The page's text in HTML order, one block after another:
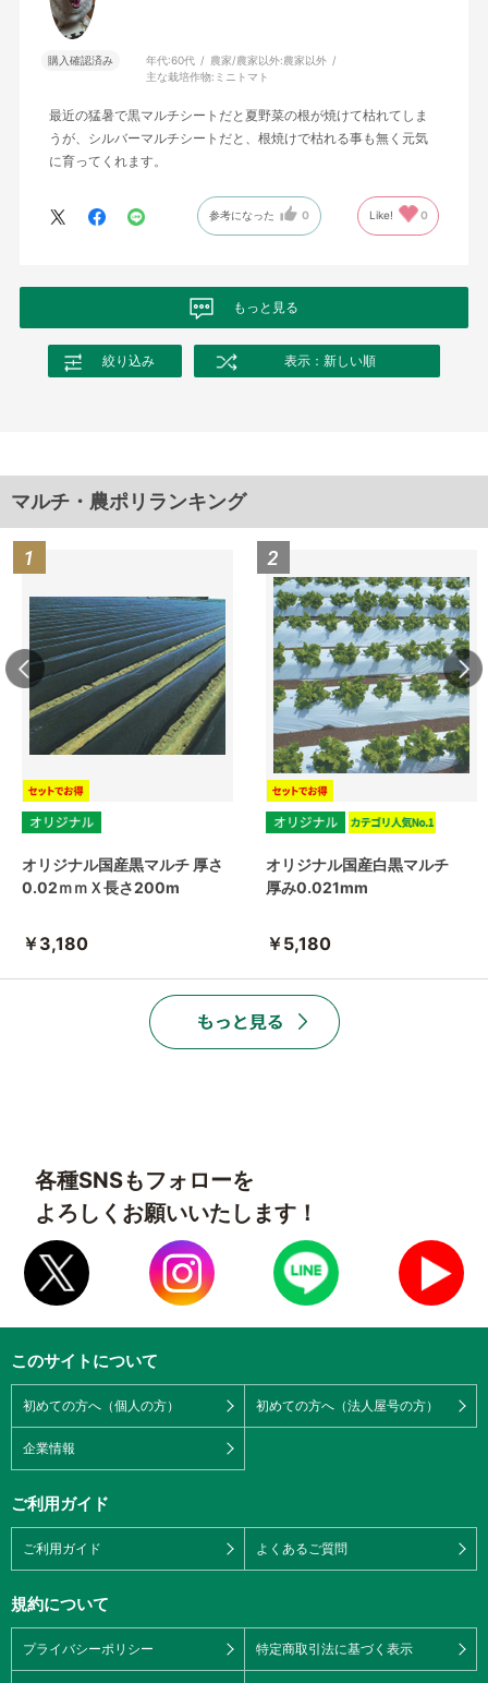
購入確認済み 年代:60代 農家/農家以外:農家以外
主な栽培作物: ミニトマト
最近の猛暑で黒マルチシートだと夏野菜の根が焼けて枯れてしま
うが、シルバーマルチシートだと、根焼けで枯れる事も無く元気
に育ってくれます。
参考になった 0 Like! 0
もっと見る
絞り込み 表示：新しい順
マルチ・農ポリランキング
オリジナル国産黒マルチ 厚さ
0.02ｍｍＸ長さ200m
￥3,180
オリジナル国産白黒マルチ
厚み0.021mm
￥5,180
各種SNSもフォローを
よろしくお願いいたします！
このサイトについて
初めての方へ（個人の方） 初めての方へ（法人屋号の方）
企業情報
ご利用ガイド
ご利用ガイド よくあるご質問
規約について
プライバシーポリシー 特定商取引法に基づく表示